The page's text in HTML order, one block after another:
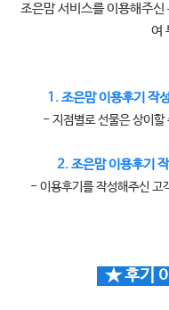
조은맘 서비스를 이용해주신
여
1. 조은맘 이용후기 작
- 지점별로 선물은 상이할
2. 조은맘 이용후기
- 이용후기를 작성해주신 고
★ 후기